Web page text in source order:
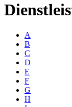
A
B
C
D
E
F
G
H